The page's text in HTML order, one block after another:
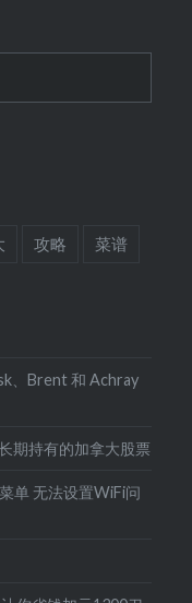
攻略 菜谱
、Brent 和 Achray
期持有的加拿大股票
单 无法设置WiFi问